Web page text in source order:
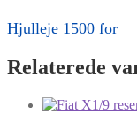
Hjulleje 1500 for
Relaterede